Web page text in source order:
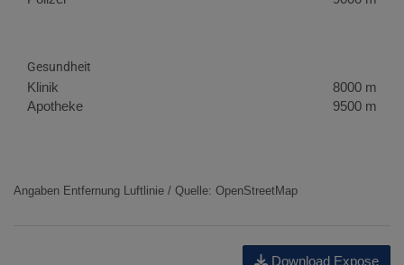
Gesundheit
Klinik
8000 m
Apotheke
9500 m
Angaben Entfernung Luftlinie / Quelle: OpenStreetMap
Download Expose